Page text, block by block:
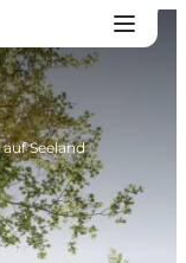
Seeland